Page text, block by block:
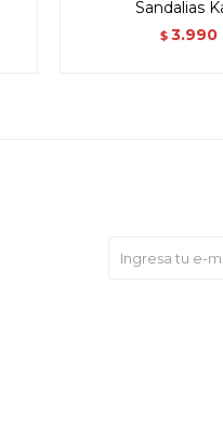
Sandalias
$ 3.990